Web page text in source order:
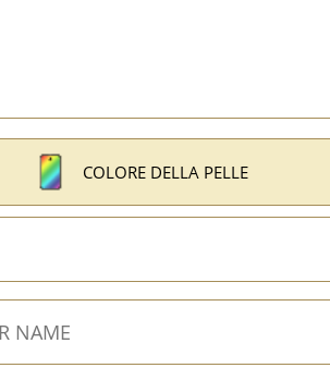
COLORE DELLA PELLE